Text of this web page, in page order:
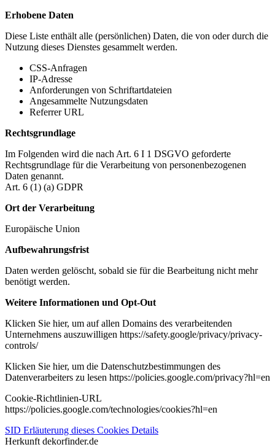
Erhobene Daten
Diese Liste enthält alle (persönlichen) Daten, die von oder durch die
Nutzung dieses Dienstes gesammelt werden.
CSS-Anfragen
IP-Adresse
Anforderungen von Schriftartdateien
Angesammelte Nutzungsdaten
Referrer URL
Rechtsgrundlage
Im Folgenden wird die nach Art. 6 I 1 DSGVO geforderte
Rechtsgrundlage für die Verarbeitung von personenbezogenen
Daten genannt.
Art. 6 (1) (a) GDPR
Ort der Verarbeitung
Europäische Union
Aufbewahrungsfrist
Daten werden gelöscht, sobald sie für die Bearbeitung nicht mehr
benötigt werden.
Weitere Informationen und Opt-Out
Klicken Sie hier, um auf allen Domains des verarbeitenden
Unternehmens auszuwilligen https://safety.google/privacy/privacy-
controls/
Klicken Sie hier, um die Datenschutzbestimmungen des
Datenverarbeiters zu lesen https://policies.google.com/privacy?hl=en
Cookie-Richtlinien-URL
https://policies.google.com/technologies/cookies?hl=en
SID Erläuterung dieses Cookies Details
Herkunft dekorfinder.de